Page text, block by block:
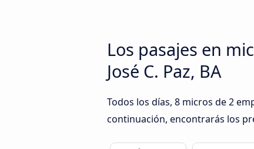
Los pasajes en
José C. Paz, BA
Todos los días, 8 micros de 2
continuación, encontrarás los